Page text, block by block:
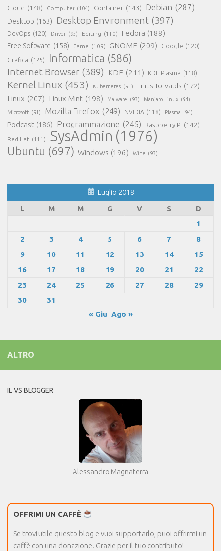
Cloud (148) Computer (104) Container (143) Debian (287)
Desktop (163) Desktop Environment (397)
DevOps (120) Driver (95) Editing (110) Fedora (188)
Free Software (158) Game (109) GNOME (209) Google (120)
Grafica (125) Informatica (586)
Internet Browser (389) KDE (211) KDE Plasma (118)
Kernel Linux (453) Kubernetes (91) Linus Torvalds (172)
Linux (207) Linux Mint (198) Malware (93) Manjaro Linux (94)
Microsoft (91) Mozilla Firefox (249) NVIDIA (118) Plasma (94)
Podcast (186) Programmazione (245) Raspberry Pi (142)
Red Hat (111) SysAdmin (1976)
Ubuntu (697) Windows (196) Wine (93)
Luglio 2018
L
M M G V S
D
1
2
3 4 5 6 7
8
9
10 11 12 13 14
15
16
17 18 19 20 21
22
23
24 25 26 27 28
29
30
31
« Giu Ago »
ALTRO
IL VS BLOGGER
Alessandro Magnaterra
OFFRIMI UN CAFFÈ
Se trovi utile questo blog e vuoi supportarlo, puoi offrirmi un
caffè con una donazione. Grazie per il tuo contributo!